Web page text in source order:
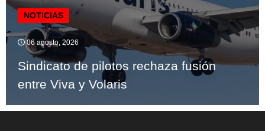
NOTICIAS
06 agosto, 2026
Sindicato de pilotos rechaza fusión
entre Viva y Volaris